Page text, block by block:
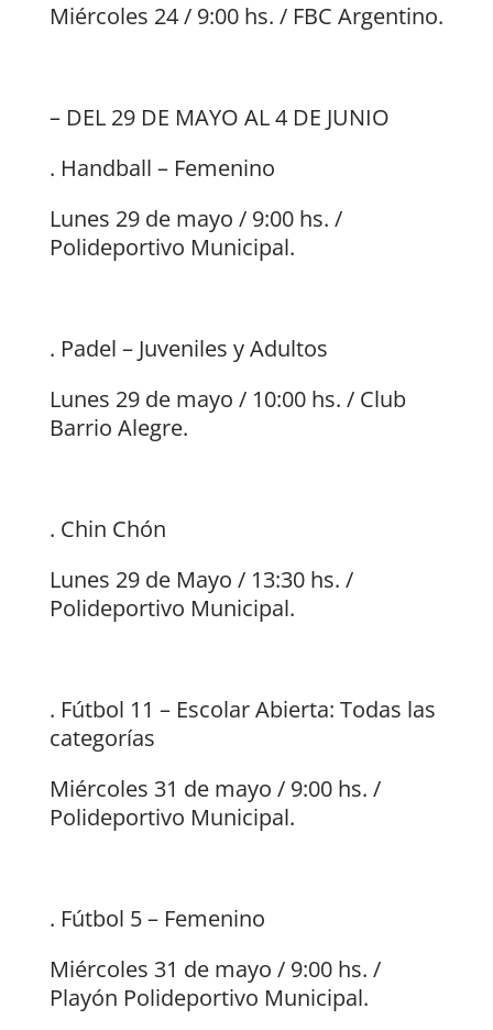
Miércoles 24 / 9:00 hs. / FBC Argentino.
– DEL 29 DE MAYO AL 4 DE JUNIO
. Handball – Femenino
Lunes 29 de mayo / 9:00 hs. /
Polideportivo Municipal.
. Padel – Juveniles y Adultos
Lunes 29 de mayo / 10:00 hs. / Club
Barrio Alegre.
. Chin Chón
Lunes 29 de Mayo / 13:30 hs. /
Polideportivo Municipal.
. Fútbol 11 – Escolar Abierta: Todas las
categorías
Miércoles 31 de mayo / 9:00 hs. /
Polideportivo Municipal.
. Fútbol 5 – Femenino
Miércoles 31 de mayo / 9:00 hs. /
Playón Polideportivo Municipal.